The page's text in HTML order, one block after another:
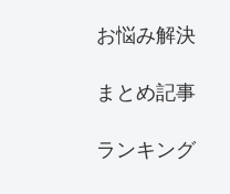
お悩み解決
まとめ記事
ランキング